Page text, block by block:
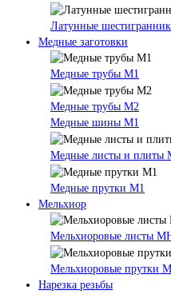
Латунные
Медные заготовки
Медные трубы М1
Медные трубы М2
Медные шины М1
Медные листы и плиты
Медные прутки М1
Мельхиор
Мельхиоровые листы
Мельхиоровые прутки
Нарезка резьбы